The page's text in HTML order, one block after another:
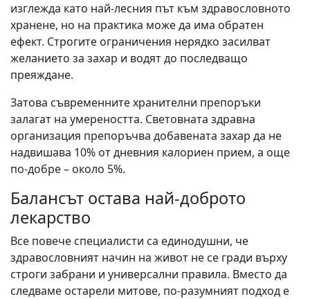
изглежда като най-лесния път към здравословното
хранене, но на практика може да има обратен
ефект. Строгите ограничения нерядко засилват
желанието за захар и водят до последващо
преяждане.
Затова съвременните хранителни препоръки
залагат на умереността. Световната здравна
организация препоръчва добавената захар да не
надвишава 10% от дневния калориен прием, а още
по-добре – около 5%.
Балансът остава най-доброто
лекарство
Все повече специалисти са единодушни, че
здравословният начин на живот не се гради върху
строги забрани и универсални правила. Вместо да
следваме остарели митове, по-разумният подход е